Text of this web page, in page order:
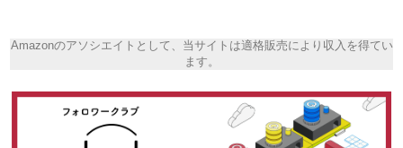
Amazonのアソシエイトとして、当サイトは適格販売により収入を得てい
ます。